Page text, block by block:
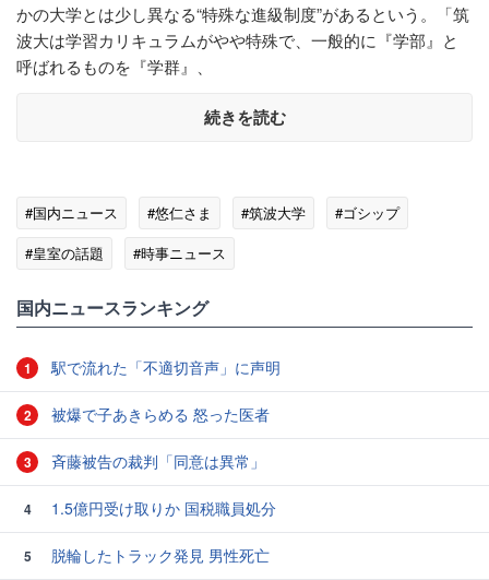
かの大学とは少し異なる“特殊な進級制度”があるという。「筑
波大は学習カリキュラムがやや特殊で、一般的に『学部』と
呼ばれるものを『学群』、
続きを読む
#国内ニュース #悠仁さま #筑波大学
#ゴシップ
#皇室の話題
#時事ニュース
国内ニュースランキング
1 駅で流れた「不適切音声」に声明
2 被爆で子あきらめる 怒った医者
3 斉藤被告の裁判「同意は異常」
4 1.5億円受け取りか 国税職員処分
5
脱輪したトラック発見 男性死亡